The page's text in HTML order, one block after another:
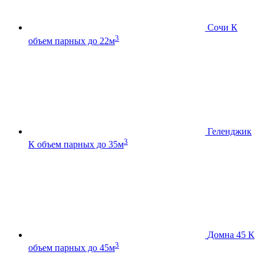
Сочи К
объем парных до 22м3
Геленджик
К объем парных до 35м3
Домна 45 К
объем парных до 45м3